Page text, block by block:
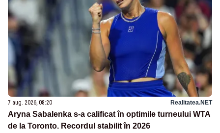
7 aug. 2026, 08:20 Realitatea.NET
Aryna Sabalenka s-a calificat în optimile turneului WTA
de la Toronto. Recordul stabilit în 2026